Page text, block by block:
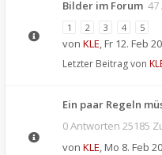
Bilder im Forum 47
1 2 3 4 5
von KLE, Fr 12. Feb
Letzter Beitrag von
Ein paar Regeln
0 Antworten 25185
von KLE, Mo 8. Feb